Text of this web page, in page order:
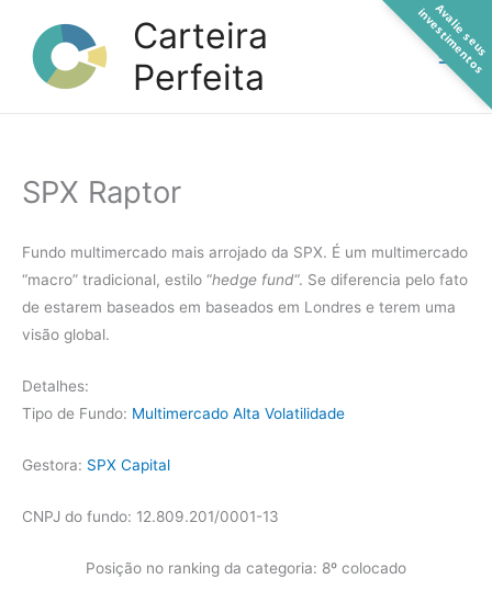
conteúdo
Carteira
Perfeita
SPX Raptor
Fundo multimercado mais arrojado da SPX. É um multimercado
“macro” tradicional, estilo “hedge fund“. Se diferencia pelo fato
de estarem baseados em baseados em Londres e terem uma
visão global.
Detalhes:
Tipo de Fundo: Multimercado Alta Volatilidade
Gestora: SPX Capital
CNPJ do fundo: 12.809.201/0001-13
Posição no ranking da categoria: 8º colocado
A
v
a
l
i
e
s
e
u
s
i
n
v
e
s
t
i
m
e
n
t
o
s